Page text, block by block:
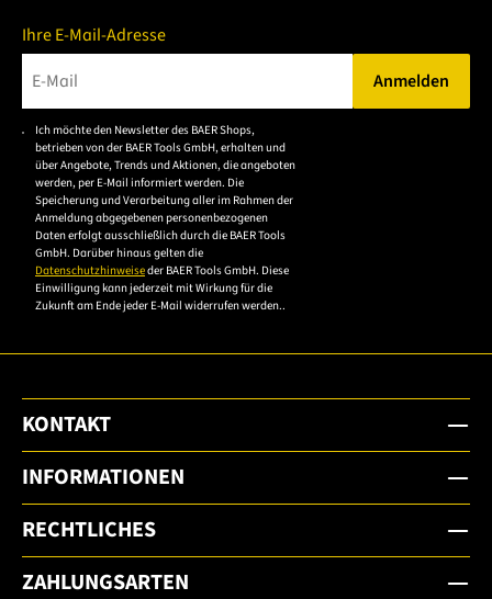
Ihre E-Mail-Adresse
Bitte geben Sie eine gültige E-Mail-Adresse ein.
Anmelden
Ich möchte den Newsletter des BAER Shops,
betrieben von der BAER Tools GmbH, erhalten und
über Angebote, Trends und Aktionen, die angeboten
werden, per E-Mail informiert werden. Die
Speicherung und Verarbeitung aller im Rahmen der
Anmeldung abgegebenen personenbezogenen
Daten erfolgt ausschließlich durch die BAER Tools
GmbH. Darüber hinaus gelten die
Datenschutzhinweiseder BAER Tools GmbH. Diese
Einwilligung kann jederzeit mit Wirkung für die
Zukunft am Ende jeder E-Mail widerrufen werden..
KONTAKT
INFORMATIONEN
RECHTLICHES
ZAHLUNGSARTEN